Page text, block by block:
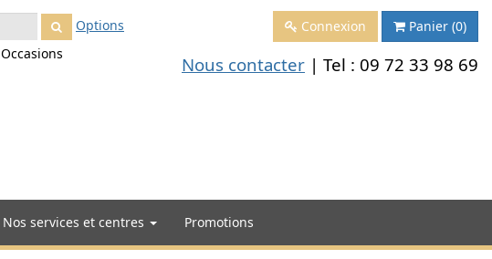
Options
Occasions
Connexion Panier (0)
Nous contacter | Tel : 09 72 33 98 69
Nos services et centres Promotions